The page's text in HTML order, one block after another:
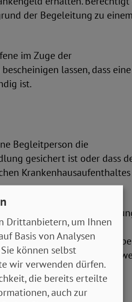
der Begeleitung zu einem
im Zuge der
lassen, dass eine
ist.
Begleitperson die
gesichert ist oder dass
Krankenhausaufenthaltes
für
wie bei einer regulären
und den
medizinischen Gründen
Drittanbietern, um Ihnen
Basis von Analysen
können selbst
wir verwenden dürfen.
die bereits erteilte
auch zur